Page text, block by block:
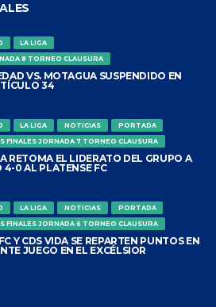
LA LIGA
8 TORNEO CLAUSURA
VS. MOTAGUA SUSPENDIDO EN
34
LA LIGA NOTICIAS
PORTADA
FINALES JORNADA 7 TORNEO CLAUSURA
RETOMA EL LIDERATO DEL GRUPO A
4-0 AL PLATENSE FC
LA LIGA NOTICIAS
PORTADA
FINALES JORNADA 6 TORNEO CLAUSURA
Y CDS VIDA SE REPARTEN PUNTOS EN
JUEGO EN EL EXCÉLSIOR